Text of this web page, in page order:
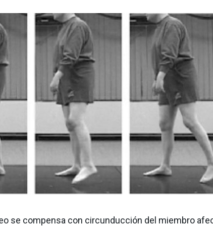
se compensa con circunducción del miembro